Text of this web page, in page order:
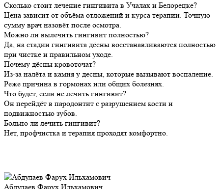
Сколько стоит лечение гингивита в Учалах и Белорецке?
Цена зависит от объёма отложений и курса терапии. Точную
сумму врач назовёт после осмотра.
Можно ли вылечить гингивит полностью?
Да, на стадии гингивита дёсны восстанавливаются полностью
при чистке и правильном уходе.
Почему дёсны кровоточат?
Из-за налёта и камня у десны, которые вызывают воспаление.
Реже причина в гормонах или общих болезнях.
Что будет, если не лечить гингивит?
Он перейдёт в пародонтит с разрушением кости и
подвижностью зубов.
Больно ли лечить гингивит?
Нет, профчистка и терапия проходят комфортно.
Абдулаев Фарух Ильхамович